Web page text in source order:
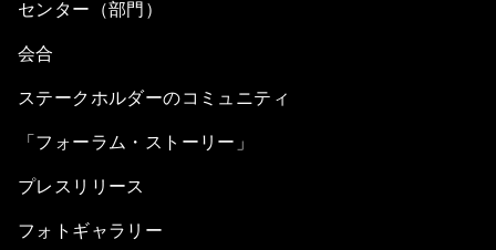
センター（部門）
会合
ステークホルダーのコミュニティ
「フォーラム・ストーリー」
プレスリリース
フォトギャラリー